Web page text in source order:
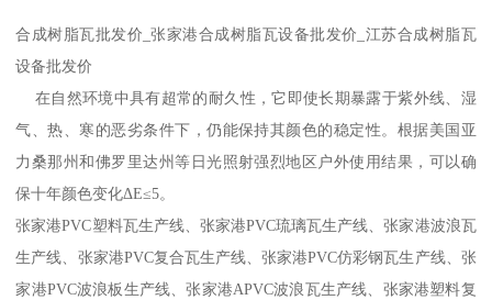
合成树脂瓦批发价_张家港合成树脂瓦设备批发价_江苏合成树脂瓦
设备批发价
在自然环境中具有超常的耐久性，它即使长期暴露于紫外线、湿
气、热、寒的恶劣条件下，仍能保持其颜色的稳定性。根据美国亚
力桑那州和佛罗里达州等日光照射强烈地区户外使用结果，可以确
保十年颜色变化ΔE≤5。
张家港PVC塑料瓦生产线、张家港PVC琉璃瓦生产线、张家港波浪瓦
生产线、张家港PVC复合瓦生产线、张家港PVC仿彩钢瓦生产线、张
家港PVC波浪板生产线、张家港APVC波浪瓦生产线、张家港塑料复